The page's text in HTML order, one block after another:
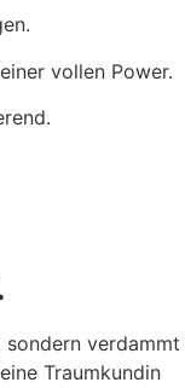
vollen Power.
verdammt
Traumkundin